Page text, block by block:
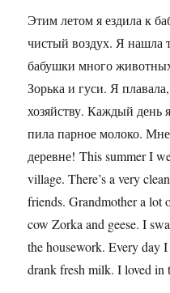
Этим летом я ездила к
чистый воздух. Я нашла
бабушки много
Зорька и гуси. Я
хозяйству. Каждый день
пила парное молоко.
деревне! This summer I
village. There’s a very
friends. Grandmother a lot
cow Zorka and geese. I
the housework. Every day I
drank fresh milk. I loved in